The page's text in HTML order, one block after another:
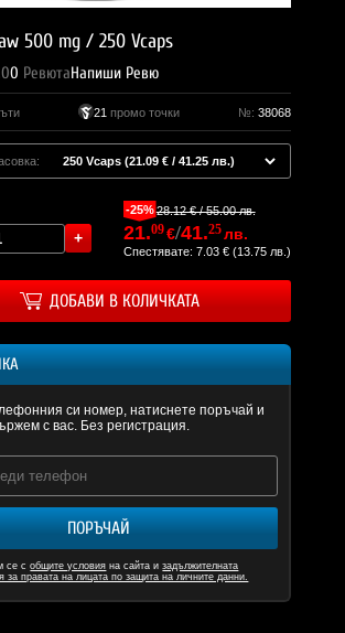
500 mg / 250 Vcaps
0 РевютаНапиши Ревю
21 промо точки №: 38068
-25%28.12 € / 55.00 лв.
21.09€/41.25лв.
Спестявате: 7.03 € (13.75 лв.)
ДОБАВИ В КОЛИЧКАТА
си номер, натиснете поръчай и
с вас. Без регистрация.
ПОРЪЧАЙ
се собщите условия на сайта изадължителната
за правата на лицата по защита на личните данни.